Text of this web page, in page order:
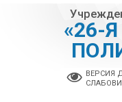
«26-
ВЕРСИЯ